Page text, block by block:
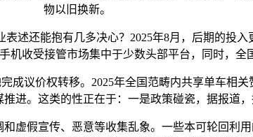
物以旧换新。
还能抱有几多决心？2025年8月，后期的投入
收受接管市场集中于少数头部平台，同时，全
议价权转移。2025年全国范畴内共享单车相关
进。这类的性正在于：一是政策碰瓷，据报道，
假宣传、恶意等收集乱象。一些本可轮回利